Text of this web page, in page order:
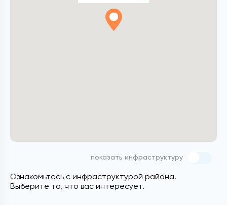
Ознакомьтесь с инфраструктурой района.
Выберите то, что вас интересует.
показать инфраструктуру